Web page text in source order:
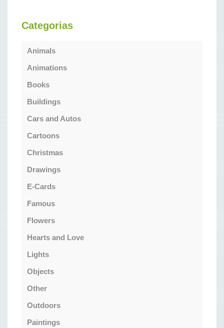
Categorias
Animals
Animations
Books
Buildings
Cars and Autos
Cartoons
Christmas
Drawings
E-Cards
Famous
Flowers
Hearts and Love
Lights
Objects
Other
Outdoors
Paintings